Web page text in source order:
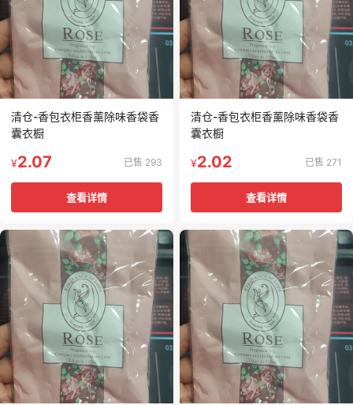
清仓-香包衣柜香薰除味香袋香
囊衣橱
¥2.07 已售 293
查看详情
清仓-香包衣柜香薰除味香袋香
囊衣橱
¥2.02 已售 271
查看详情